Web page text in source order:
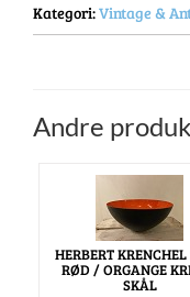
Kategori:Vintage &
Andre
HERBERT KRENCHEL
RØD / ORGANGE
SKÅL